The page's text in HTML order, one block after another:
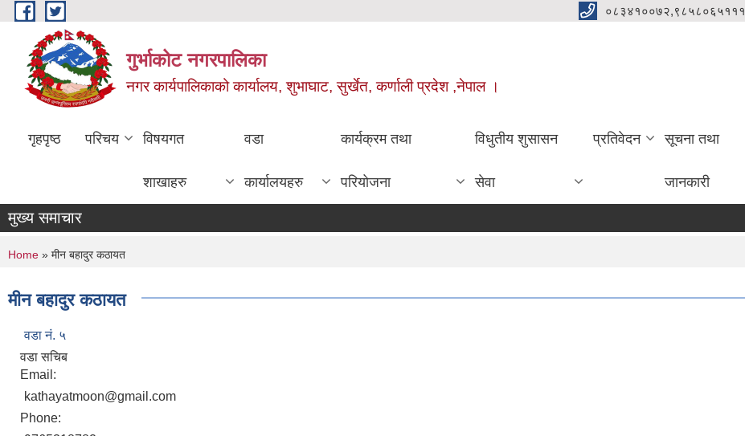
Skip to main content ०८३४१००७२,९८५८०६५१११
गुर्भाकोट नगरपालिका
नगर कार्यपालिकाको कार्यालय, शुभाघाट, सुर्खेत, कर्णाली प्रदेश ,नेपाल ।
गृहपृष्ठ परिचय विषयगत
शाखाहरु
वडा
कार्यालयहरु
कार्यक्रम तथा
परियोजना
विधुतीय शुसासन
सेवा
प्रतिवेदन सूचना तथा
जानकारी
मुख्य समाचार
You are here
Home » मीन बहादुर कठायत
मीन बहादुर कठायत
वडा नं. ५
वडा सचिब
Email:
kathayatmoon@gmail.com
Phone: